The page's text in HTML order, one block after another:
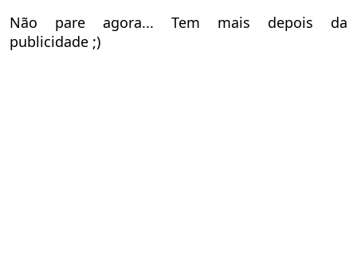
Não pare agora... Tem mais depois da
publicidade ;)